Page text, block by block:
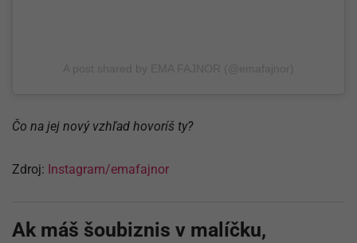
Čo na jej nový vzhľad hovoríš ty?
Zdroj: Instagram/emafajnor
Ak máš šoubiznis v malíčku,